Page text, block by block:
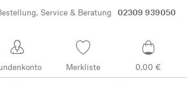
Service & Beratung 02309 939050
Merkliste 0,00 €